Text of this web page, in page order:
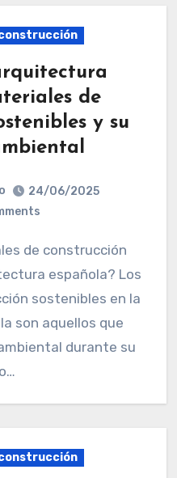
de
y su
24/06/2025
española? Los
sostenibles en la
son aquellos que
durante su